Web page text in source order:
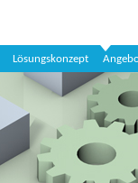
Lösungskonzept